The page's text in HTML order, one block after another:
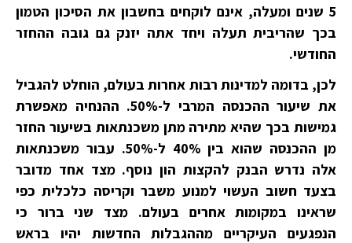
5 שנים ומעלה, אינם לוקחים בחשבון את הסיכון הטמון
בכך שהריבית תעלה ויחד אתה יזנק גם גובה ההחזר
החודשי.
לכן, בדומה למדינות רבות אחרות בעולם, הוחלט להגביל
את שיעור ההכנסה המרבי ל-50%. ההנחיה מאפשרת
גמישות בכך שהיא מתירה מתן משכנתאות בשיעור החזר
מן ההכנסה שהוא בין 40% ל-50%. עבור משכנתאות
אלה נדרש הבנק להקצות הון נוסף. מצד אחד מדובר
בצעד חשוב העשוי למנוע משבר וקריסה כלכלית כפי
שראינו במקומות אחרים בעולם. מצד שני ברור כי
הנפגעים העיקריים מההגבלות החדשות יהיו בראש